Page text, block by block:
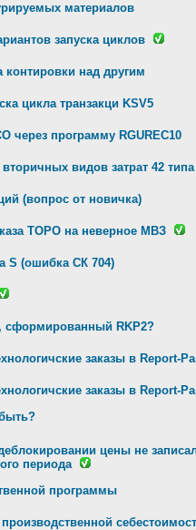
материалов
запуска циклов
контировки над другим
цикла транзакци KSV5
через программу RGUREC10
видов затрат 42 типа
(вопрос от новичка)
ТОРО на неверное МВЗ
S (ошибка СК 704)
сформированный RKP2?
заказы в Report-
заказы в Report-
цены не
периода
программы